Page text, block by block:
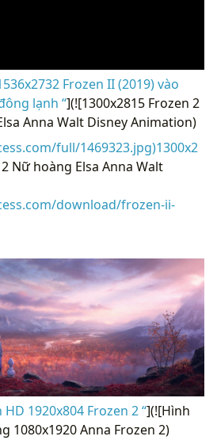
Frozen II (2019) vào
lạnh “](![1300x2815 Frozen 2
Anna Walt Disney Animation)
full/1469323.jpg)1300x2
Nữ hoàng Elsa Anna Walt
download/frozen-ii-
1920x804 Frozen 2 “](![Hình
1080x1920 Anna Frozen 2)